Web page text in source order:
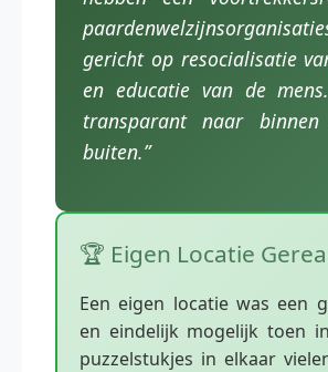
gericht op resocialisatie
en educatie van de
transparant naar
buiten.”
🏆 Eigen Locatie
Een eigen locatie was een
en eindelijk mogelijk toen
puzzelstukjes in elkaar